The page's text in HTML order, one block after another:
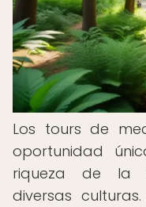
Los tours de
oportunidad
riqueza de la
diversas